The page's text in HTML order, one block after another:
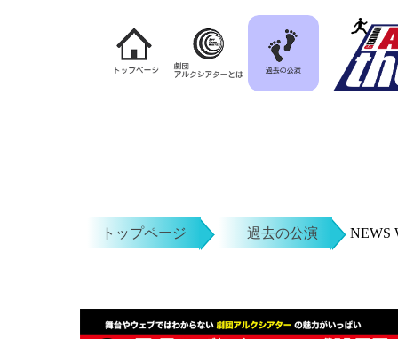
トップページ 過去の公演 NEWS